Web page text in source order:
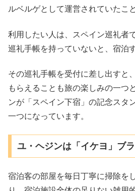
ルベルゲとして運営されていたこ
利用したい人は、スペイン巡礼者
巡礼手帳を持っていないと、宿泊
その巡礼手帳を受付に差し出すと
もらえることも旅の楽しみの一つ
ンが「スペイン下宿」の記念スタ
一つになっています。
ユ・ヘジンは「イケヨ」ブ
宿泊客の部屋を毎日丁寧に掃除を